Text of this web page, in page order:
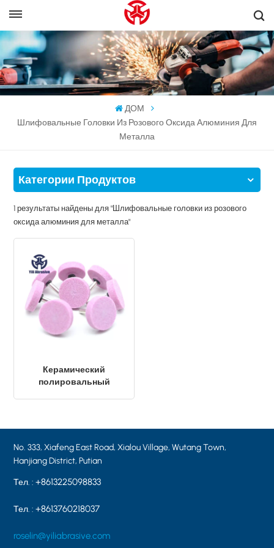
ДОМ
Шлифовальные Головки Из Розового Оксида Алюминия Для
Металла
Категории Продуктов
1 результаты найдены для "Шлифовальные головки из розового
оксида алюминия для металла"
Керамический
полировальный
38×10×6,0 мм
No. 333, Xiafeng East Road, Xialou Village, Wutang Town,
Hanjiang District, Putian
Тел. :+8613225098833
Тел. :+8613760218037
roselin@yiliabrasive.com